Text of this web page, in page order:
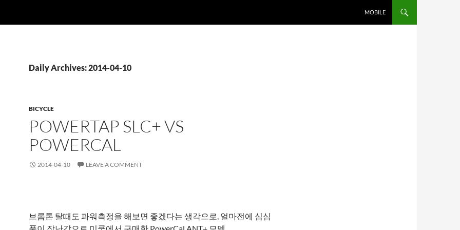
MOBILE
Daily Archives: 2014-04-10
BICYCLE
POWERTAP SLC+ VS
POWERCAL
2014-04-10 LEAVE A COMMENT
브롬톤 탈때도 파워측정을 해보면 좋겠다는 생각으로, 얼마전에 심심